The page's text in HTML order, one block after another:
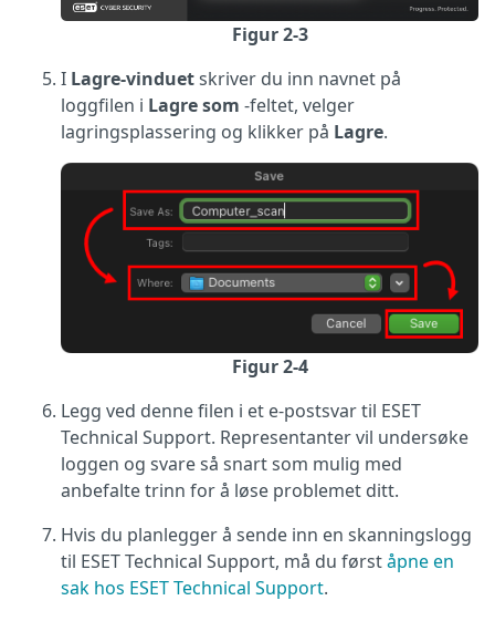
Figur 2-3
I Lagre-vinduetskriver du inn navnet på
loggfilen i Lagre som -feltet, velger
lagringsplassering og klikker på Lagre.
Figur 2-4
Legg ved denne filen i et e-postsvar til ESET
Technical Support. Representanter vil undersøke
loggen og svare så snart som mulig med
anbefalte trinn for å løse problemet ditt.
Hvis du planlegger å sende inn en skanningslogg
til ESET Technical Support, må du førståpne en
sak hos ESET Technical Support.